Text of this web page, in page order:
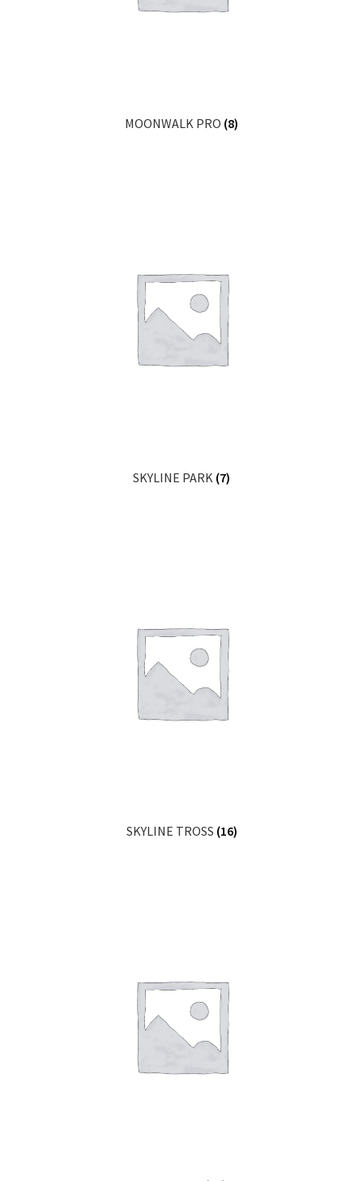
MOONWALK PRO (8)
SKYLINE PARK (7)
SKYLINE TROSS (16)